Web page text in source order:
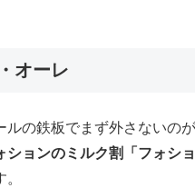
オーレ
ルの鉄板でまず外さないのが
ションのミルク割「フォシ